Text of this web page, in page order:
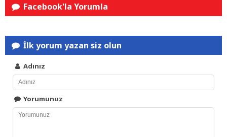
Facebook'la Yorumla
İlk yorum yazan siz olun
Adınız
Yorumunuz